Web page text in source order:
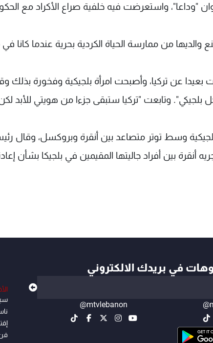
"وداعا"، واستعرضت فيه خلفية صراع الأكراد مع
والديها من ممارسة الحياة الكردية بحرية عندما كانا
بعيدا عن تركيا، وأصبحت امرأة بلجيكية وفخورة
وتابعت "تركيا ستبقى جزءا من هويتي للأبد
وسط توتر متصاعد بين أنقرة وبروكسل، وقال
أنقرة بين أفراد جاليتها المقيمين في بلجيكا بشأن
في بريدك الالكتروني
@mtvlebanon